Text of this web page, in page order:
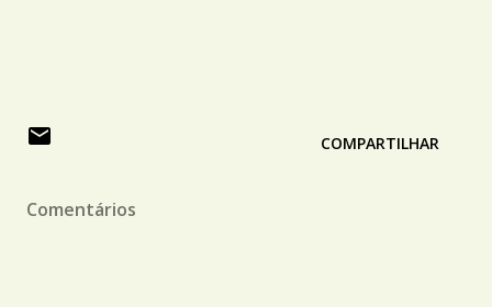
COMPARTILHAR
Comentários